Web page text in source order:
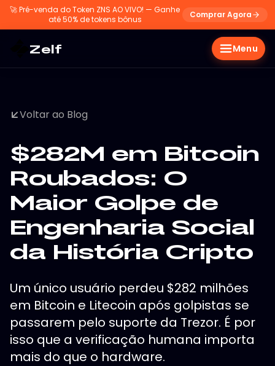
🚀Pré-venda do Token ZNS AO VIVO! — Ganhe
até 50% de tokens bônus
Comprar Agora
Zelf Menu
Voltar ao Blog
$282M em Bitcoin
Roubados: O
Maior Golpe de
Engenharia Social
da História Cripto
Um único usuário perdeu $282 milhões
em Bitcoin e Litecoin após golpistas se
passarem pelo suporte da Trezor. É por
isso que a verificação humana importa
mais do que o hardware.